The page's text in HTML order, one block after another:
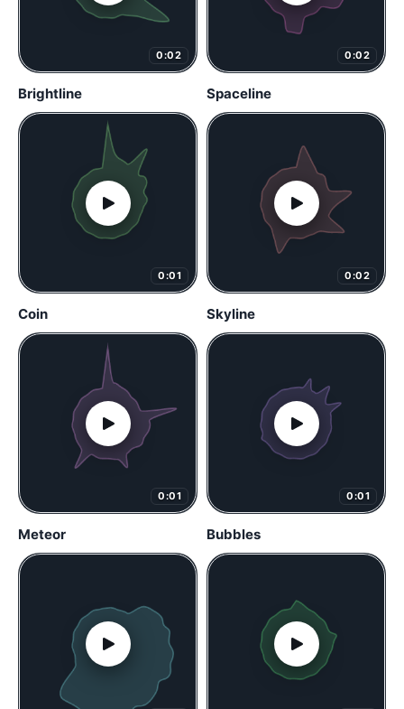
0:02
Brightline
0:02
Spaceline
0:01
Coin
0:02
Skyline
0:01
Meteor
0:01
Bubbles